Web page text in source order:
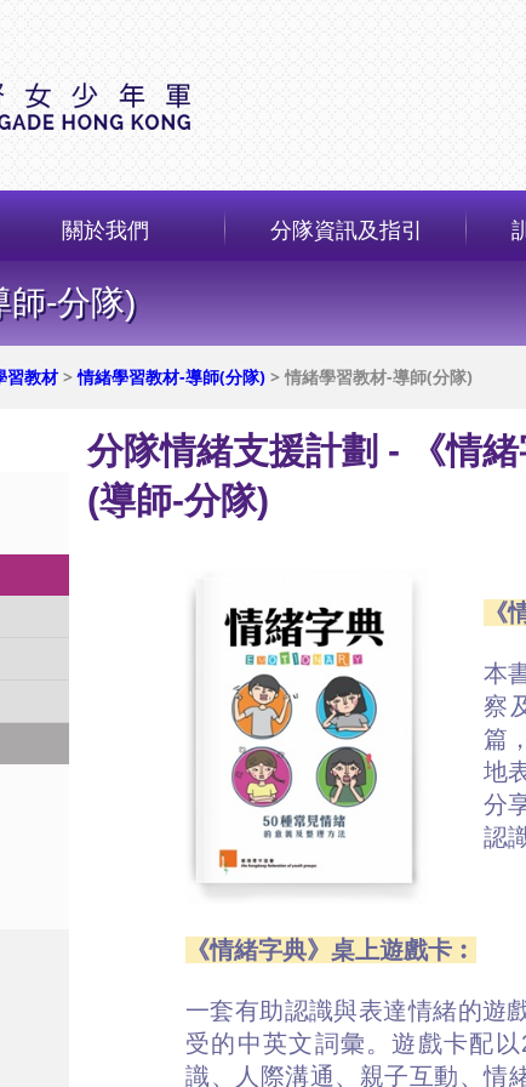
關於我們 分隊資訊及指引
師-分隊)
習教材>情緒學習教材-導師(分隊) > 情緒學習教材-導師(分隊)
分隊情緒支援計劃 -
《情
(導師-分隊)
《
本
察
篇
地
分
認
《情緒字典》桌上遊戲卡︰
一套有助認識與表達情緒的遊
受的中英文詞彙。遊戲卡配
識、人際溝通、親子互動、情